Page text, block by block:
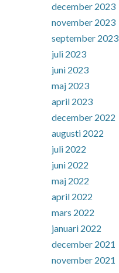
december 2023
november 2023
september 2023
juli 2023
juni 2023
maj 2023
april 2023
december 2022
augusti 2022
juli 2022
juni 2022
maj 2022
april 2022
mars 2022
januari 2022
december 2021
november 2021